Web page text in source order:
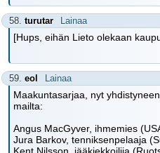
58. turutar Lainaa
[Hups, eihän Lieto olekaan
59. eol Lainaa
Maakuntasarjaa, nyt
mailta:
Angus MacGyver, ihmemies
Jura Barkov, tenniksenpelaaja